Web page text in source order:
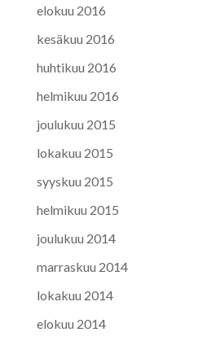
elokuu 2016
kesäkuu 2016
huhtikuu 2016
helmikuu 2016
joulukuu 2015
lokakuu 2015
syyskuu 2015
helmikuu 2015
joulukuu 2014
marraskuu 2014
lokakuu 2014
elokuu 2014